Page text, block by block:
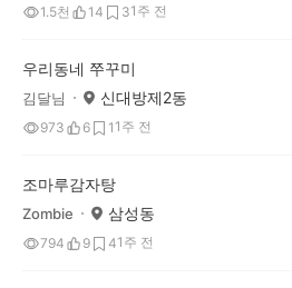
1.5천 14 31주 전
우리동네 쭈꾸미
김달님 신대방제2동
973 6 1 1주 전
조마루감자탕
Zombie 삼성동
794 9 41주 전